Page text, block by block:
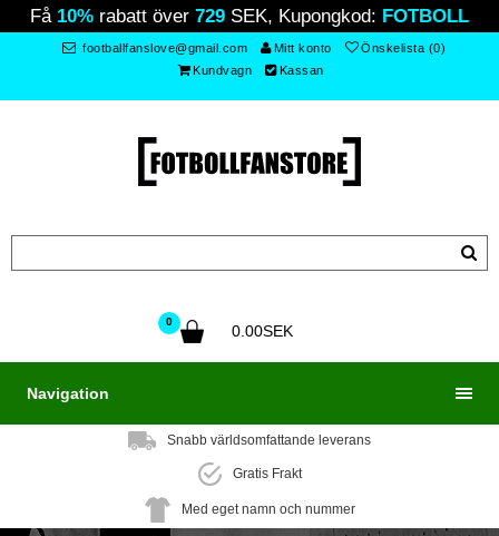
Få 10% rabatt över 729 SEK, Kupongkod: FOTBOLL
footballfanslove@gmail.com Mitt konto
Önskelista (0)
Kundvagn
Kassan
0
0.00SEK
Navigation
Snabb världsomfattande leverans
Gratis Frakt
Med eget namn och nummer